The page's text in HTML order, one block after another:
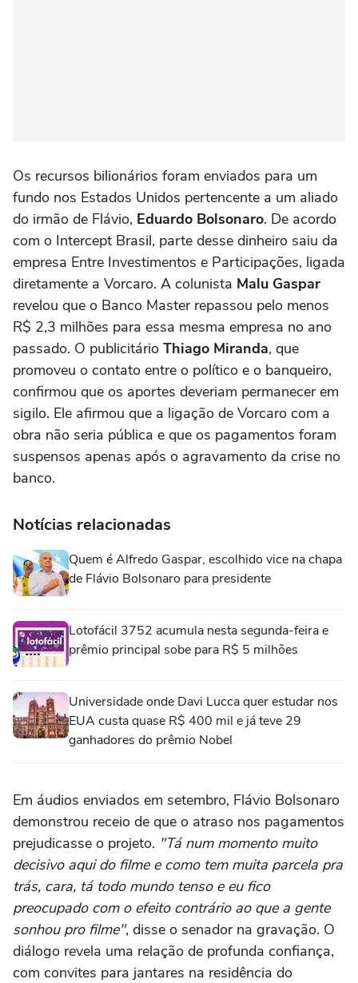
Os recursos bilionários foram enviados para um
fundo nos Estados Unidos pertencente a um aliado
do irmão de Flávio, Eduardo Bolsonaro. De acordo
com o Intercept Brasil, parte desse dinheiro saiu da
empresa Entre Investimentos e Participações, ligada
diretamente a Vorcaro. A colunista Malu Gaspar
revelou que o Banco Master repassou pelo menos
R$ 2,3 milhões para essa mesma empresa no ano
passado. O publicitário Thiago Miranda, que
promoveu o contato entre o político e o banqueiro,
confirmou que os aportes deveriam permanecer em
sigilo. Ele afirmou que a ligação de Vorcaro com a
obra não seria pública e que os pagamentos foram
suspensos apenas após o agravamento da crise no
banco.
Notícias relacionadas
Quem é Alfredo Gaspar, escolhido vice na chapa
de Flávio Bolsonaro para presidente
Lotofácil 3752 acumula nesta segunda-feira e
prêmio principal sobe para R$ 5 milhões
Universidade onde Davi Lucca quer estudar nos
EUA custa quase R$ 400 mil e já teve 29
ganhadores do prêmio Nobel
Em áudios enviados em setembro, Flávio Bolsonaro
demonstrou receio de que o atraso nos pagamentos
prejudicasse o projeto. "Tá num momento muito
decisivo aqui do filme e como tem muita parcela pra
trás, cara, tá todo mundo tenso e eu fico
preocupado com o efeito contrário ao que a gente
sonhou pro filme", disse o senador na gravação. O
diálogo revela uma relação de profunda confiança,
com convites para jantares na residência do